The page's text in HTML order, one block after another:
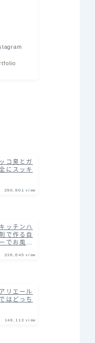
コ臭とガ
にスッキ
290,801 view
ッチンハ
で作る自
でお風呂
236,645 view
リエール
はどっち
149,113 view